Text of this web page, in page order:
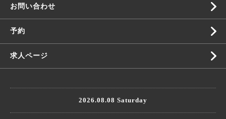
お問い合わせ
予約
求人ページ
2026.08.08 Saturday